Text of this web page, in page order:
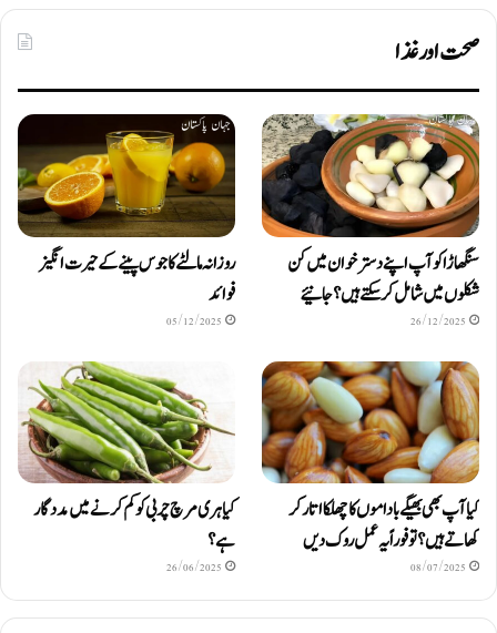
صحت اور غذا
سنگھاڑا کو آپ اپنے دستر خوان میں کن
شکلوں میں شامل کرسکتے ہیں ؟ جانیئے
26/12/2025
روزانہ مالٹے کا جوس پینے کے حیرت انگیز
فوائد
05/12/2025
کیا آپ بھی بھیگے باداموں کا چھلکا اتار کر
کھاتے ہیں؟ تو فوراً یہ عمل روک دیں
08/07/2025
کیا ہری مرچ چربی کو کم کرنے میں مددگار
ہے؟
26/06/2025